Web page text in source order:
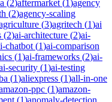
(2)aftermarket (1)agency
(2)agency-scaling
(3)agritech (1)ai
(2)ai-architecture (2)ai-
chatbot (1)ai-comparison
(1)ai-frameworks (2)ai-
security (1)ai-testing
(1)aliexpress (1)all-in-one
ppc (1)amazon-
(1)anomaly-detection